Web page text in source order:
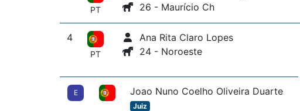
PT
26 - Maurício Ch
4
PT
Ana Rita Claro Lopes
24 - Noroeste
E Joao Nuno Coelho Oliveira Duarte
Juiz